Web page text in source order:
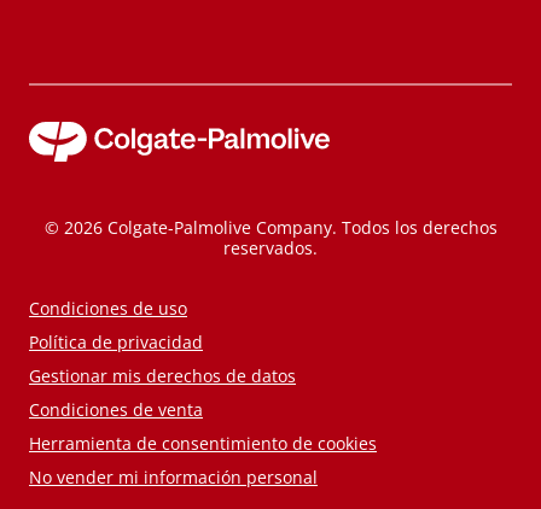
© 2026 Colgate-Palmolive Company. Todos los derechos
reservados.
Condiciones de uso
Política de privacidad
Gestionar mis derechos de datos
Condiciones de venta
Herramienta de consentimiento de cookies
No vender mi información personal